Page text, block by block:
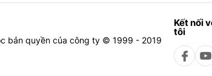
bản quyền của công ty © 1999 - 2019
Kết nối
tôi